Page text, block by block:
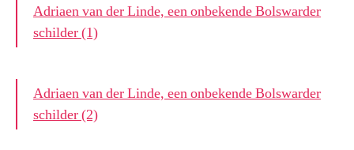
Adriaen van der Linde, een onbekende Bolswarder
schilder (1)
Adriaen van der Linde, een onbekende Bolswarder
schilder (2)